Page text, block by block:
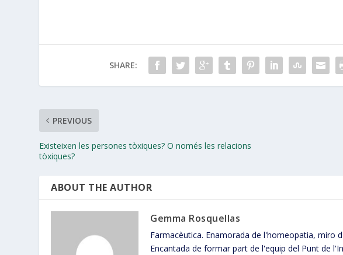
SHARE:
PREVIOUS
Existeixen les persones tòxiques? O només les relacions
tòxiques?
ABOUT THE AUTHOR
Gemma Rosquellas
Farmacèutica. Enamorada de l'homeopatia, miro
Encantada de formar part de l'equip del Punt de